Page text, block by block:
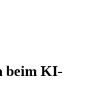
beim KI-